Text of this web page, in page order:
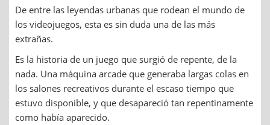
De entre las leyendas urbanas que rodean el mundo de
los videojuegos, esta es sin duda una de las más
extrañas.
Es la historia de un juego que surgió de repente, de la
nada. Una máquina arcade que generaba largas colas en
los salones recreativos durante el escaso tiempo que
estuvo disponible, y que desapareció tan repentinamente
como había aparecido.